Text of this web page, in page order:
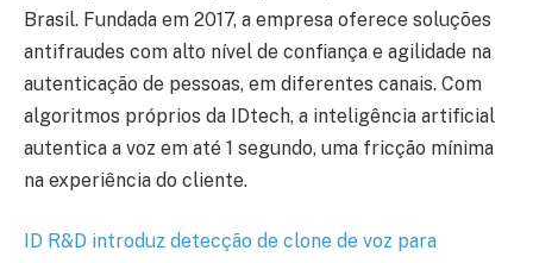
Brasil. Fundada em 2017, a empresa oferece soluções
antifraudes com alto nível de confiança e agilidade na
autenticação de pessoas, em diferentes canais. Com
algoritmos próprios da IDtech, a inteligência artificial
autentica a voz em até 1 segundo, uma fricção mínima
na experiência do cliente.
ID R&D introduz detecção de clone de voz para